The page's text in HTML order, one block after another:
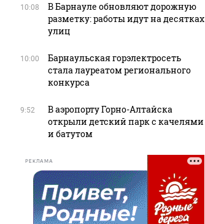
10:08
В Барнауле обновляют дорожную
разметку: работы идут на десятках
улиц
10:00
Барнаульская горэлектросеть
стала лауреатом регионального
конкурса
9:52
В аэропорту Горно-Алтайска
открыли детский парк с качелями
и батутом
РЕКЛАМА